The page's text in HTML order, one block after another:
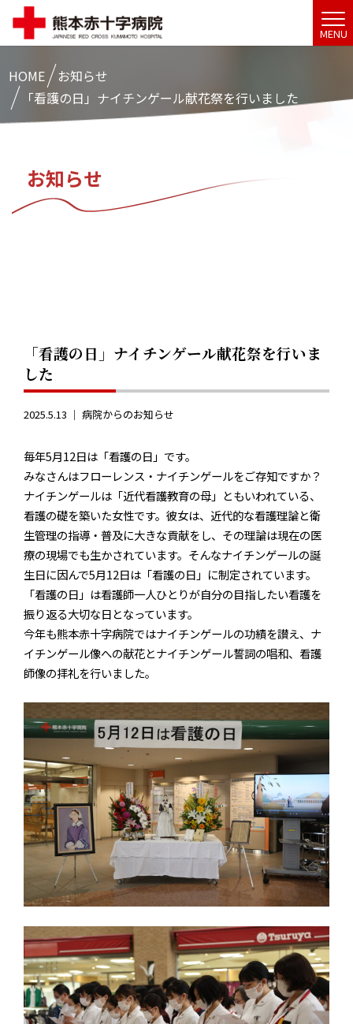
MENU
HOME
お知らせ
「看護の日」ナイチンゲール献花祭を行いました
お知らせ
「看護の日」ナイチンゲール献花祭を行いま
した
2025.5.13 ｜病院からのお知らせ
毎年5月12日は「看護の日」です。
みなさんはフローレンス・ナイチンゲールをご存知ですか？
ナイチンゲールは「近代看護教育の母」ともいわれている、
看護の礎を築いた女性です。彼女は、近代的な看護理論と衛
生管理の指導・普及に大きな貢献をし、その理論は現在の医
療の現場でも生かされています。そんなナイチンゲールの誕
生日に因んで5月12日は「看護の日」に制定されています。
「看護の日」は看護師一人ひとりが自分の目指したい看護を
振り返る大切な日となっています。
今年も熊本赤十字病院ではナイチンゲールの功績を讃え、ナ
イチンゲール像への献花とナイチンゲール誓詞の唱和、看護
師像の拝礼を行いました。